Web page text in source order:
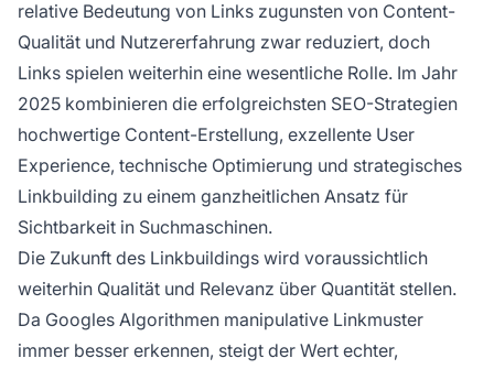
relative Bedeutung von Links zugunsten von Content-
Qualität und Nutzererfahrung zwar reduziert, doch
Links spielen weiterhin eine wesentliche Rolle. Im Jahr
2025 kombinieren die erfolgreichsten SEO-Strategien
hochwertige Content-Erstellung, exzellente User
Experience, technische Optimierung und strategisches
Linkbuilding zu einem ganzheitlichen Ansatz für
Sichtbarkeit in Suchmaschinen.
Die Zukunft des Linkbuildings wird voraussichtlich
weiterhin Qualität und Relevanz über Quantität stellen.
Da Googles Algorithmen manipulative Linkmuster
immer besser erkennen, steigt der Wert echter,